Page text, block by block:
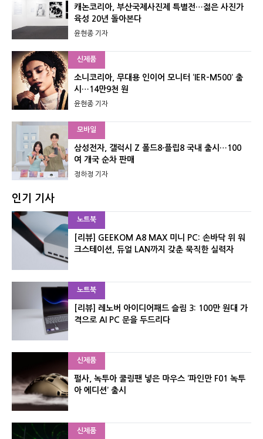
캐논코리아, 부산국제사진제 특별전…젊은 사진가
육성 20년 돌아본다
윤현종 기자
신제품
소니코리아, 무대용 인이어 모니터 ‘IER-M500’ 출
시…14만9천 원
윤현종 기자
모바일
삼성전자, 갤럭시 Z 폴드8·플립8 국내 출시…100
여 개국 순차 판매
정하정 기자
인기 기사
노트북
[리뷰] GEEKOM A8 MAX 미니 PC: 손바닥 위 워
크스테이션, 듀얼 LAN까지 갖춘 묵직한 실력자
노트북
[리뷰] 레노버 아이디어패드 슬림 3: 100만 원대 가
격으로 AI PC 문을 두드리다
신제품
펄사, 녹투아 쿨링팬 넣은 마우스 ‘파인만 F01 녹투
아 에디션’ 출시
신제품